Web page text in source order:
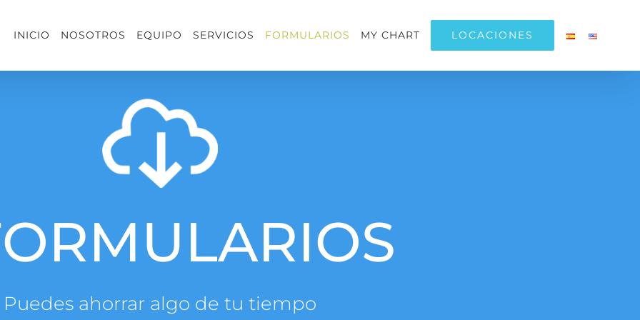
INICIO NOSOTROS EQUIPO SERVICIOS FORMULARIOS MY CHART LOCACIONES
Puedes ahorrar algo de tu tiempo